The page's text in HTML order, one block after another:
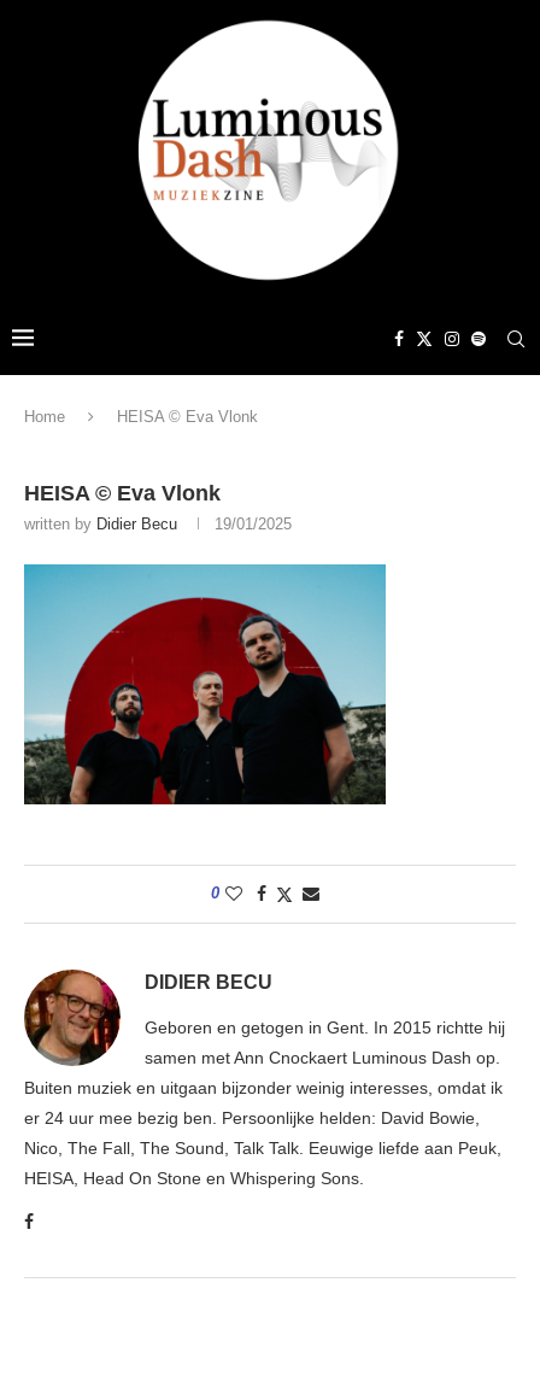
Home HEISA © Eva Vlonk
HEISA © Eva Vlonk
written by Didier Becu 19/01/2025
0
DIDIER BECU
Geboren en getogen in Gent. In 2015 richtte hij
samen met Ann Cnockaert Luminous Dash op.
Buiten muziek en uitgaan bijzonder weinig interesses, omdat ik
er 24 uur mee bezig ben. Persoonlijke helden: David Bowie,
Nico, The Fall, The Sound, Talk Talk. Eeuwige liefde aan Peuk,
HEISA, Head On Stone en Whispering Sons.